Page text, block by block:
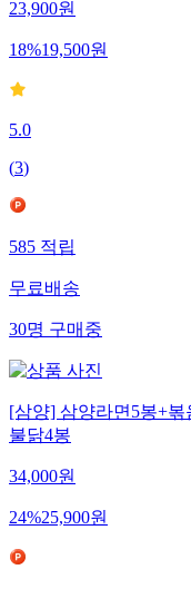
23,900원
18%19,500원
5.0
(3)
585적립
무료배송
30명구매중
[삼양] 삼양라면5봉+
불닭4봉
34,000원
24%25,900원